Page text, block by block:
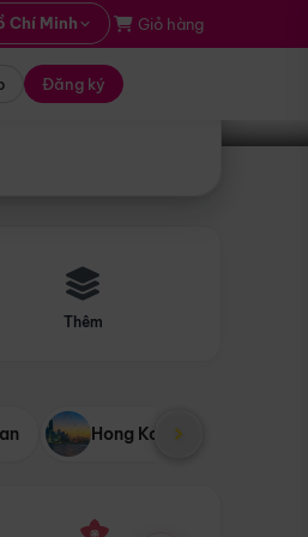
Chí Minh Giỏ hàng
Đăng ký
Tìm tour
Thêm
Hong Kong